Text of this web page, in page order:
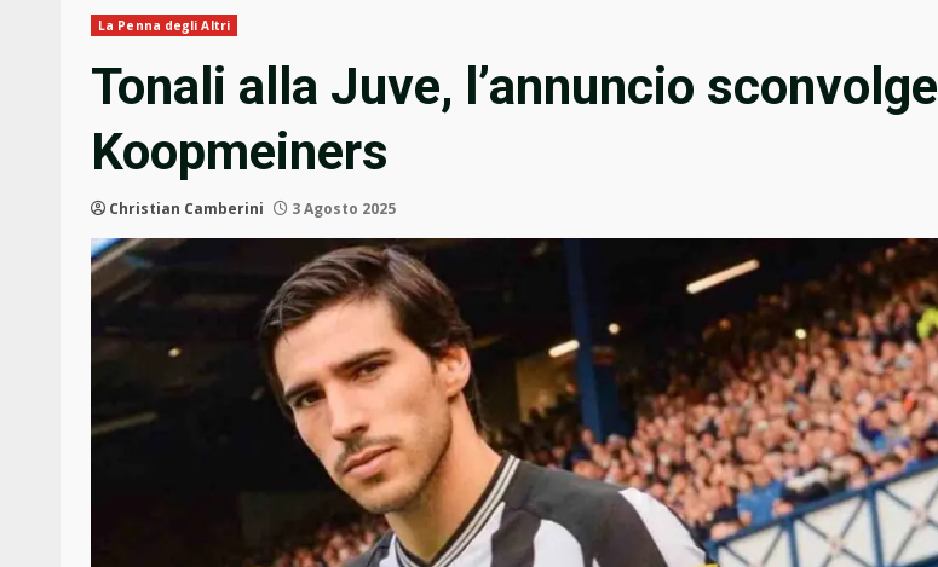
La Penna degli Altri
Tonali alla Juve, l’annuncio sconvolge
Koopmeiners
Christian Camberini 3 Agosto 2025